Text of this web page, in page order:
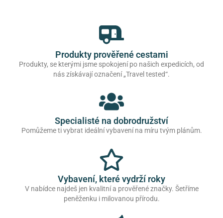
Produkty prověřené cestami
Produkty, se kterými jsme spokojení po našich expedicích, od
nás získávají označení „Travel tested“.
Specialisté na dobrodružství
Pomůžeme ti vybrat ideální vybavení na míru tvým plánům.
Vybavení, které vydrží roky
V nabídce najdeš jen kvalitní a prověřené značky. Šetříme
peněženku i milovanou přírodu.